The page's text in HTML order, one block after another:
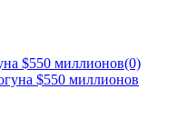
$550 миллионов(0)